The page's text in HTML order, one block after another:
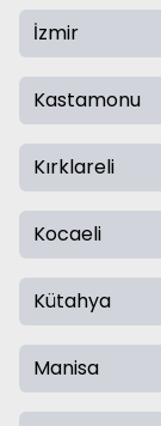
İzmir
Kastamonu
Kırklareli
Kocaeli
Kütahya
Manisa